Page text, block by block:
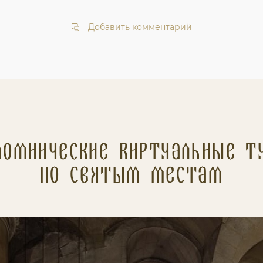
Добавить комментарий
Виртуальные
по святым местам